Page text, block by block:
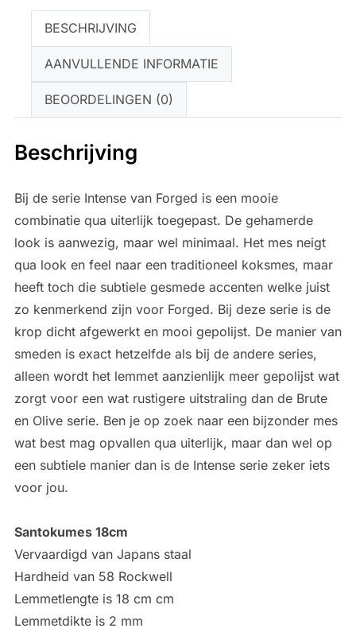
BESCHRIJVING
AANVULLENDE INFORMATIE
BEOORDELINGEN (0)
Beschrijving
Bij de serie Intense van Forged is een mooie
combinatie qua uiterlijk toegepast. De gehamerde
look is aanwezig, maar wel minimaal. Het mes neigt
qua look en feel naar een traditioneel koksmes, maar
heeft toch die subtiele gesmede accenten welke juist
zo kenmerkend zijn voor Forged. Bij deze serie is de
krop dicht afgewerkt en mooi gepolijst. De manier van
smeden is exact hetzelfde als bij de andere series,
alleen wordt het lemmet aanzienlijk meer gepolijst wat
zorgt voor een wat rustigere uitstraling dan de Brute
en Olive serie. Ben je op zoek naar een bijzonder mes
wat best mag opvallen qua uiterlijk, maar dan wel op
een subtiele manier dan is de Intense serie zeker iets
voor jou.
Santokumes 18cm
Vervaardigd van Japans staal
Hardheid van 58 Rockwell
Lemmetlengte is 18 cm cm
Lemmetdikte is 2 mm